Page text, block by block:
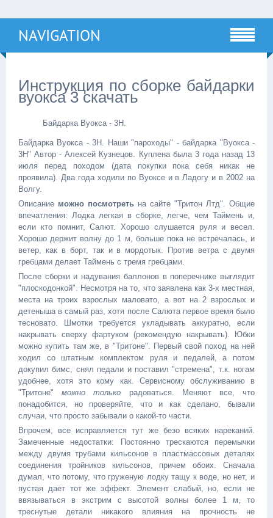
NAVIGATION
Инструкция по сборке байдарки
вуокса 3 скачать
Байдарка Вуокса - 3Н.
Байдарка Вуокса - 3Н. Наши "пароходы" - байдарка "Вуокса -
3Н" Автор - Алексей Кузнецов. Куплена была 3 года назад 13
июля перед походом (дата покупки пока себя никак не
проявила). Два года ходили по Вуоксе и в Ладогу и в 2002 на
Волгу.
Описание можно посмотреть на сайте "Тритон Лтд". Общие
впечатления: Лодка легкая в сборке, легче, чем Таймень и,
если кто помнит, Салют. Хорошо слушается руля и весел.
Хорошо держит волну до 1 м, больше пока не встречалась, и
ветер, как в борт, так и в мордотык. Против ветра с двумя
гребцами делает Таймень с тремя гребцами.
После сборки и надувания баллонов в поперечнике выглядит
"плоскодонкой". Несмотря на то, что заявлена как 3-х местная,
места на троих взрослых маловато, а вот на 2 взрослых и
детеныша в самый раз, хотя после Салюта первое время было
тесновато. Шмотки требуется укладывать аккуратно, если
накрывать сверху фартуком (рекомендую накрывать). Юбки
можно купить там же, в "Тритоне". Первый свой поход на ней
ходил со штатным комплектом руля и педалей, а потом
докупил бимс, снял педали и поставил "стремена", т.к. ногам
удобнее, хотя это кому как. Сервисному обслуживанию в
"Тритоне"можно только радоваться. Меняют все, что
понадобится, но проверяйте, что и как сделано, бывали
случаи, что просто забывали о какой-то части.
Впрочем, все исправляется тут же безо всяких нареканий.
Замеченные недостатки: Постоянно трескаются перемычки
между двумя трубами кильсонов в пластмассовых деталях
соединения тройников кильсонов, причем обоих. Сначала
думал, что потому, что груженую лодку тащу к воде, но нет, и
пустая дает тот же эффект. Элемент слабый, но, если не
ввязываться в экстрим с высотой волны более 1 м, то
треснутые детали никакого влияния на прочность не